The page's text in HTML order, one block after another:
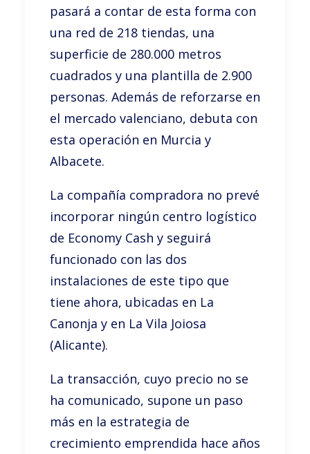
pasará a contar de esta forma con
una red de 218 tiendas, una
superficie de 280.000 metros
cuadrados y una plantilla de 2.900
personas. Además de reforzarse en
el mercado valenciano, debuta con
esta operación en Murcia y
Albacete.
La compañía compradora no prevé
incorporar ningún centro logístico
de Economy Cash y seguirá
funcionado con las dos
instalaciones de este tipo que
tiene ahora, ubicadas en La
Canonja y en La Vila Joiosa
(Alicante).
La transacción, cuyo precio no se
ha comunicado, supone un paso
más en la estrategia de
crecimiento emprendida hace años